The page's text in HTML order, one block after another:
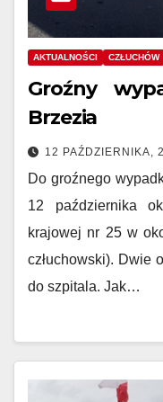
AKTUALNOŚCI CZŁUCHÓW
Groźny
Brzezia
12 PAŹDZIERNIKA,
Do groźnego
12 października
krajowej nr 25 w
człuchowski). Dwie
do szpitala. Jak…